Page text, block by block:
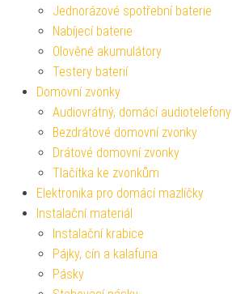
Jednorázové spotřební baterie
Nabíjecí baterie
Olověné akumulátory
Testery baterií
Domovní zvonky
Audiovrátný, domácí audiotelefony
Bezdrátové domovní zvonky
Drátové domovní zvonky
Tlačítka ke zvonkům
Elektronika pro domácí mazlíčky
Instalační materiál
Instalační krabice
Pájky, cín a kalafuna
Pásky